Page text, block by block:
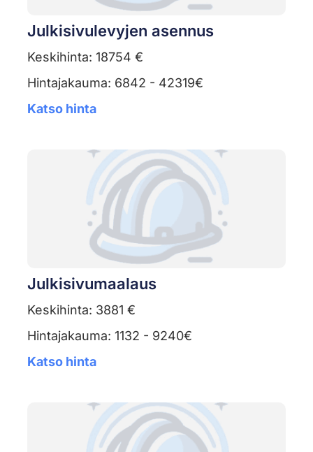
Julkisivulevyjen asennus
Keskihinta: 18754 €
Hintajakauma: 6842 - 42319€
Katso hinta
Julkisivumaalaus
Keskihinta: 3881 €
Hintajakauma: 1132 - 9240€
Katso hinta